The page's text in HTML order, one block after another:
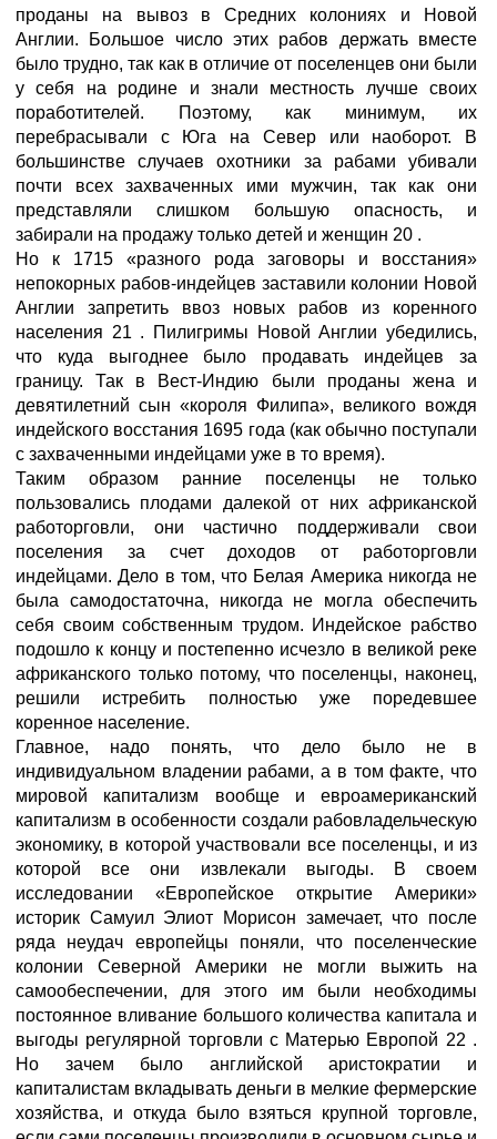
проданы на вывоз в Средних колониях и Новой
Англии. Большое число этих рабов держать вместе
было трудно, так как в отличие от поселенцев они были
у себя на родине и знали местность лучше своих
поработителей. Поэтому, как минимум, их
перебрасывали с Юга на Север или наоборот. В
большинстве случаев охотники за рабами убивали
почти всех захваченных ими мужчин, так как они
представляли слишком большую опасность, и
забирали на продажу только детей и женщин 20 .
Но к 1715 «разного рода заговоры и восстания»
непокорных рабов-индейцев заставили колонии Новой
Англии запретить ввоз новых рабов из коренного
населения 21 . Пилигримы Новой Англии убедились,
что куда выгоднее было продавать индейцев за
границу. Так в Вест-Индию были проданы жена и
девятилетний сын «короля Филипа», великого вождя
индейского восстания 1695 года (как обычно поступали
с захваченными индейцами уже в то время).
Таким образом ранние поселенцы не только
пользовались плодами далекой от них африканской
работорговли, они частично поддерживали свои
поселения за счет доходов от работорговли
индейцами. Дело в том, что Белая Америка никогда не
была самодостаточна, никогда не могла обеспечить
себя своим собственным трудом. Индейское рабство
подошло к концу и постепенно исчезло в великой реке
африканского только потому, что поселенцы, наконец,
решили истребить полностью уже поредевшее
коренное население.
Главное, надо понять, что дело было не в
индивидуальном владении рабами, а в том факте, что
мировой капитализм вообще и евроамериканский
капитализм в особенности создали рабовладельческую
экономику, в которой участвовали все поселенцы, и из
которой все они извлекали выгоды. В своем
исследовании «Европейское открытие Америки»
историк Самуил Элиот Морисон замечает, что после
ряда неудач европейцы поняли, что поселенческие
колонии Северной Америки не могли выжить на
самообеспечении, для этого им были необходимы
постоянное вливание большого количества капитала и
выгоды регулярной торговли с Матерью Европой 22 .
Но зачем было английской аристократии и
капиталистам вкладывать деньги в мелкие фермерские
хозяйства, и откуда было взяться крупной торговле,